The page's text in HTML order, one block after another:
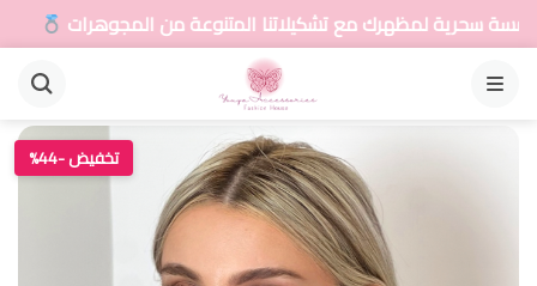
مع تشكيلاتنا المتنوعة من المجوهرات أضيفي
القائمة
تخفيض -44%